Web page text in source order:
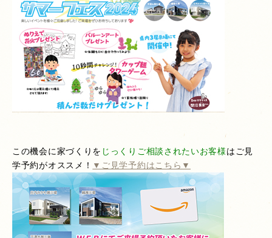
この機会に家づくりを じっくりご相談されたいお客様はご見
学予約がオススメ！ ▼ご見学予約はこちら▼